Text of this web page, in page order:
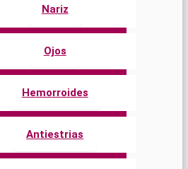
Nariz
Ojos
Hemorroides
Antiestrias